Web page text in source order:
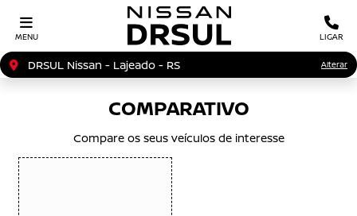
MENU LIGAR
DRSUL Nissan - Lajeado - RS Alterar
COMPARATIVO
Compare os seus veículos de interesse